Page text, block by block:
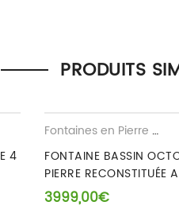
ce produit ont la possibilité
PRODUITS
4
Fontaines en Pierre Reconstituee
FONTAINE BASSIN
PIERRE RECONSTITUÉE
A
3999,00€